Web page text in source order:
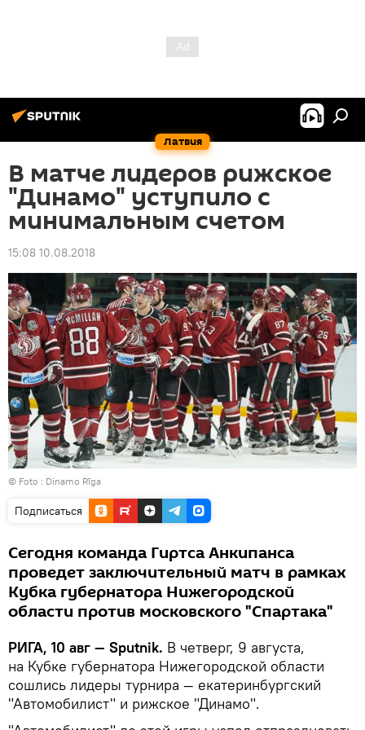
Латвия
В матче лидеров рижское
"Динамо" уступило с
минимальным счетом
15:08 10.08.2018
© Foto : Dinamo Rīga
Подписаться
Сегодня команда Гиртса Анкипанса
проведет заключительный матч в рамках
Кубка губернатора Нижегородской
области против московского "Спартака"
РИГА, 10 авг — Sputnik. В четверг, 9 августа,
на Кубке губернатора Нижегородской области
сошлись лидеры турнира — екатеринбургский
"Автомобилист" и рижское "Динамо".